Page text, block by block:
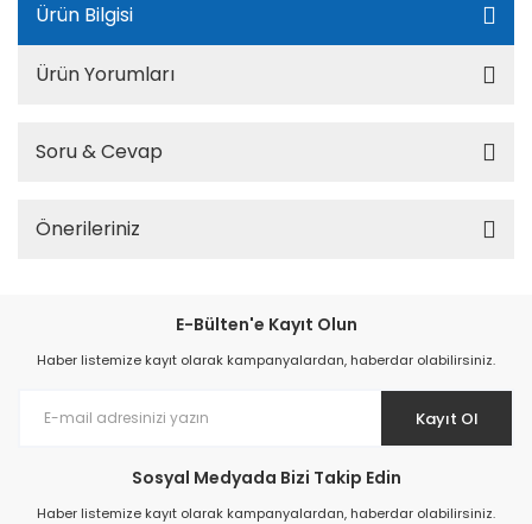
Ürün Bilgisi
Ürün Yorumları
Soru & Cevap
Önerileriniz
E-Bülten'e Kayıt Olun
Haber listemize kayıt olarak kampanyalardan, haberdar olabilirsiniz.
Kayıt Ol
Sosyal Medyada Bizi Takip Edin
Haber listemize kayıt olarak kampanyalardan, haberdar olabilirsiniz.